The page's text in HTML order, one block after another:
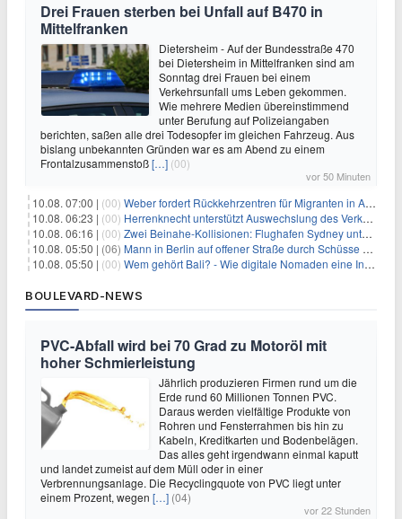
Drei Frauen sterben bei Unfall auf B470 in
Mittelfranken
Dietersheim - Auf der Bundesstraße 470
bei Dietersheim in Mittelfranken sind am
Sonntag drei Frauen bei einem
Verkehrsunfall ums Leben gekommen.
Wie mehrere Medien übereinstimmend
unter Berufung auf Polizeiangaben
berichten, saßen alle drei Todesopfer im gleichen Fahrzeug. Aus
bislang unbekannten Gründen war es am Abend zu einem
Frontalzusammenstoß[…] (00)
vor 50 Minuten
10.08. 07:00 | (00) Weber fordert Rückkehrzentren für Migranten in Afrika
10.08. 06:23 | (00) Herrenknecht unterstützt Auswechslung des Verkehrsministers
10.08. 06:16 | (00) Zwei Beinahe-Kollisionen: Flughafen Sydney unter Druck
10.08. 05:50 | (06) Mann in Berlin auf offener Straße durch Schüsse getötet
10.08. 05:50 | (00) Wem gehört Bali? - Wie digitale Nomaden eine Insel verändern
BOULEVARD-NEWS
PVC-Abfall wird bei 70 Grad zu Motoröl mit
hoher Schmierleistung
Jährlich produzieren Firmen rund um die
Erde rund 60 Millionen Tonnen PVC.
Daraus werden vielfältige Produkte von
Rohren und Fensterrahmen bis hin zu
Kabeln, Kreditkarten und Bodenbelägen.
Das alles geht irgendwann einmal kaputt
und landet zumeist auf dem Müll oder in einer
Verbrennungsanlage. Die Recyclingquote von PVC liegt unter
einem Prozent, wegen […] (04)
vor 22 Stunden